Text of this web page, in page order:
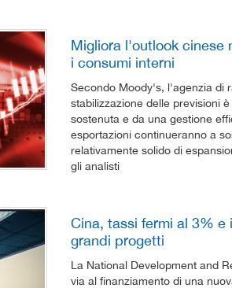
Migliora l'outlook cinese
i consumi interni
Secondo Moody's, l'agenzia di
stabilizzazione delle previsioni
sostenuta e da una gestione
esportazioni continueranno a
relativamente solido di
gli analisti
Cina, tassi fermi al 3% e
grandi progetti
La National Development and
via al finanziamento di una